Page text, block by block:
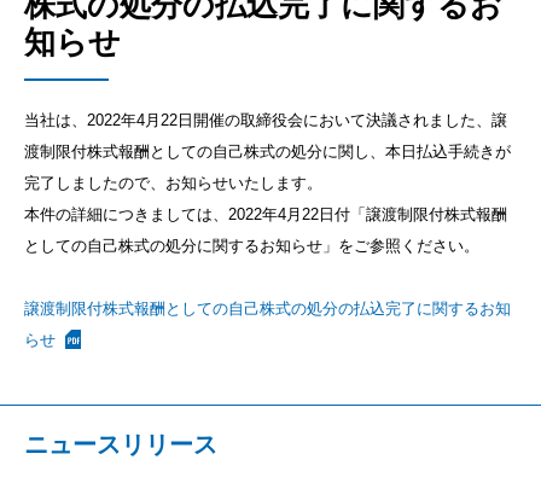
知らせ
当社は、2022年4月22日開催の取締役会において決議されました、譲
渡制限付株式報酬としての自己株式の処分に関し、本日払込手続きが
完了しましたので、お知らせいたします。
本件の詳細につきましては、2022年4月22日付「譲渡制限付株式報酬
としての自己株式の処分に関するお知らせ」をご参照ください。
譲渡制限付株式報酬としての自己株式の処分の払込完了に関するお知
らせ
ニュースリリース